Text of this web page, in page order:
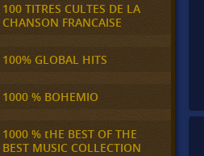
100 TITRES CULTES DE LA
CHANSON FRANCAISE
100% GLOBAL HITS
1000 % BOHEMIO
1000 % tHE BEST OF THE
BEST MUSIC COLLECTION